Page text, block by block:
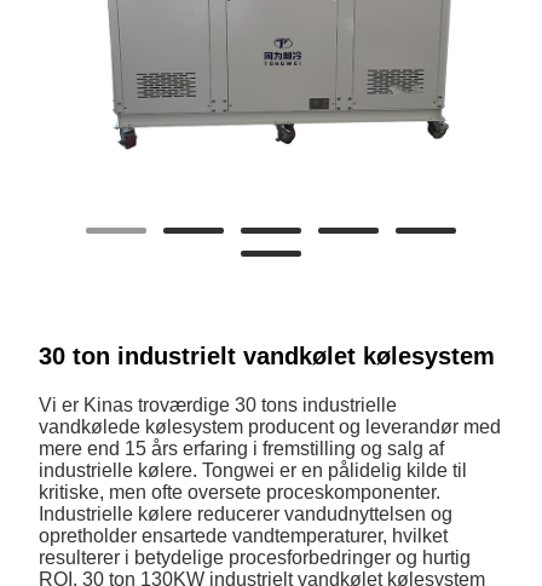
30 ton industrielt vandkølet kølesystem
Vi er Kinas troværdige 30 tons industrielle
vandkølede kølesystem producent og leverandør med
mere end 15 års erfaring i fremstilling og salg af
industrielle kølere. Tongwei er en pålidelig kilde til
kritiske, men ofte oversete proceskomponenter.
Industrielle kølere reducerer vandudnyttelsen og
opretholder ensartede vandtemperaturer, hvilket
resulterer i betydelige procesforbedringer og hurtig
ROI. 30 ton 130KW industrielt vandkølet kølesystem